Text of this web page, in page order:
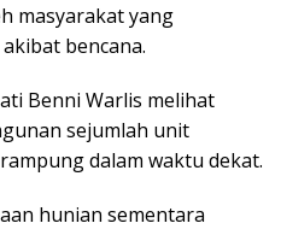
masyarakat yang
bencana.
Benni Warlis melihat
sejumlah unit
dalam waktu dekat.
hunian sementara